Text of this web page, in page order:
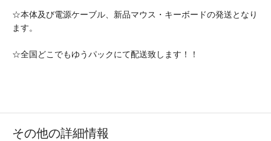
☆本体及び電源ケーブル、新品マウス・キーボードの発送となり
ます。
☆全国どこでもゆうパックにて配送致します！！
その他の詳細情報